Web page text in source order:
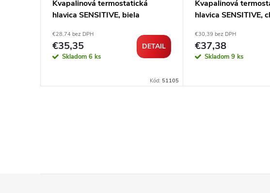
Kvapalinová termostatická
hlavica SENSITIVE, biela
€28,74 bez DPH
€35,35
Skladom 6 ks
DETAIL
Kód: 51105
Kvapalinová
hlavica SENSITIVE,
€30,39 bez DPH
€37,38
Skladom 9 ks